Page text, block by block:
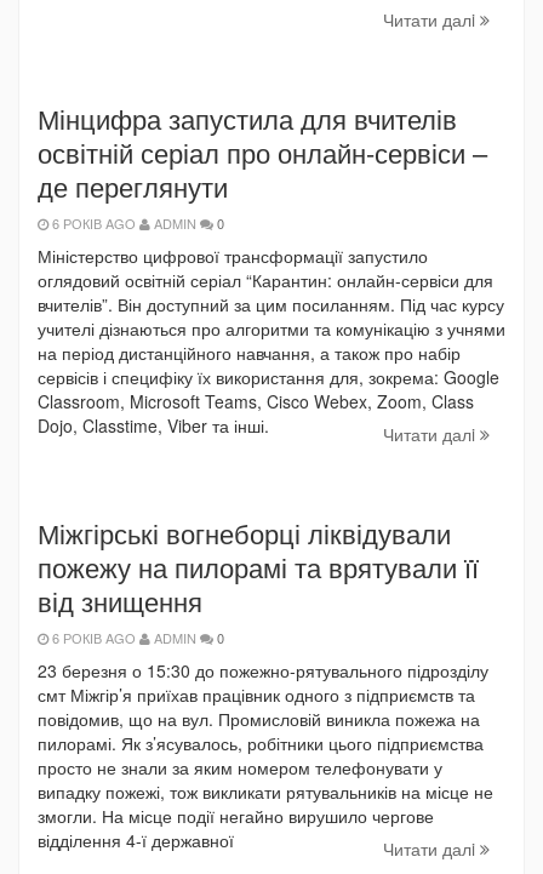
Читати далi
Мінцифра запустила для вчителів
освітній серіал про онлайн-сервіси –
де переглянути
6 РОКІВ AGO ADMIN 0
Міністерство цифрової трансформації запустило
оглядовий освітній серіал “Карантин: онлайн-сервіси для
вчителів”. Він доступний за цим посиланням. Під час курсу
учителі дізнаються про алгоритми та комунікацію з учнями
на період дистанційного навчання, а також про набір
сервісів і специфіку їх використання для, зокрема: Google
Classroom, Microsoft Teams, Cisco Webex, Zoom, Class
Dojo, Classtime, Viber та інші.
Читати далi
Міжгірські вогнеборці ліквідували
пожежу на пилорамі та врятували її
від знищення
6 РОКІВ AGO ADMIN 0
23 березня о 15:30 до пожежно-рятувального підрозділу
смт Міжгір’я приїхав працівник одного з підприємств та
повідомив, що на вул. Промисловій виникла пожежа на
пилорамі. Як з’ясувалось, робітники цього підприємства
просто не знали за яким номером телефонувати у
випадку пожежі, тож викликати рятувальників на місце не
змогли. На місце події негайно вирушило чергове
відділення 4-ї державної
Читати далi